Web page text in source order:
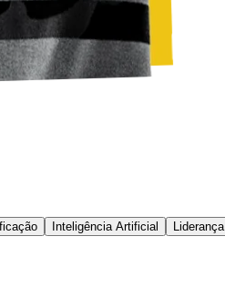
Inteligência Artificial Liderança